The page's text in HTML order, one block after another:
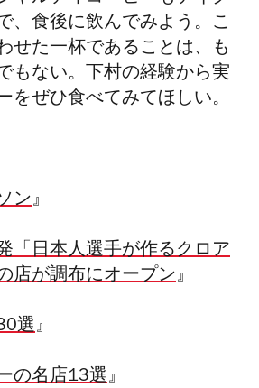
、食後に飲んでみよう。こ
せた一杯であることは、も
もない。下村の経験から実
をぜひ食べてみてほしい。
ン』
「日本人選手が作るクロア
店が調布にオープン』
選』
の名店13選』